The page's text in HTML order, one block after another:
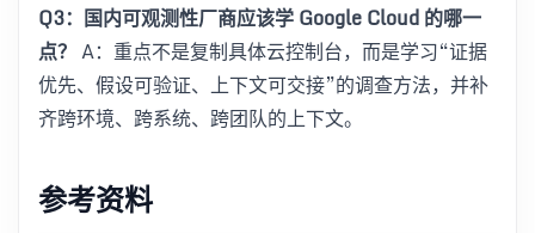
Q3：国内可观测性厂商应该学 Google Cloud 的哪一
点？ A：重点不是复制具体云控制台，而是学习“证据
优先、假设可验证、上下文可交接”的调查方法，并补
齐跨环境、跨系统、跨团队的上下文。
参考资料